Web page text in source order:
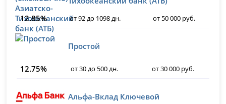
12.85%
от 92 до 1098 дн. от 50 000 руб.
Простой
12.75% от 30 до 500 дн. от 30 000 руб.
Альфа-Вклад Ключевой